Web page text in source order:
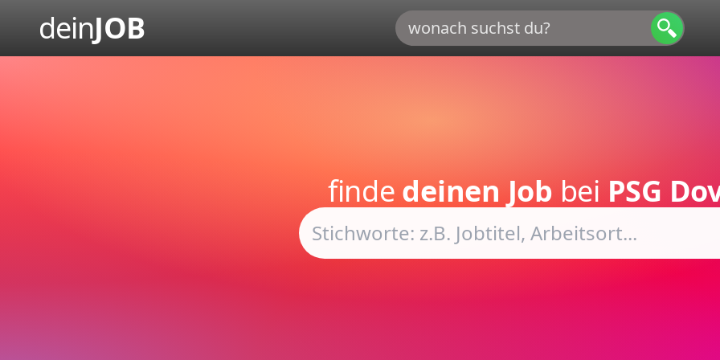
deinJOB
finde deinen Job bei PSG